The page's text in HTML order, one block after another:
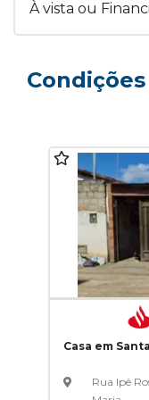
À vista ou
Casa em
Rua Ipê